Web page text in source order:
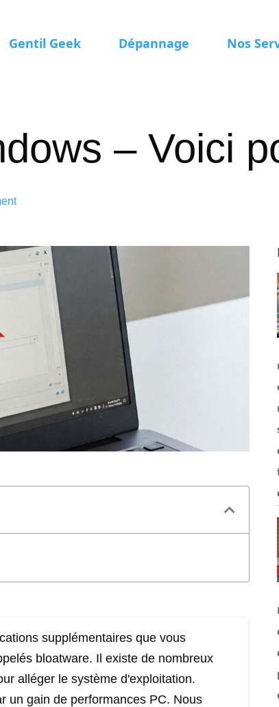
Gentil Geek Dépannage Nos
– Voici
supplémentaires que vous
bloatware. Il existe de nombreux
alléger le système d'exploitation.
un gain de performances PC. Nous